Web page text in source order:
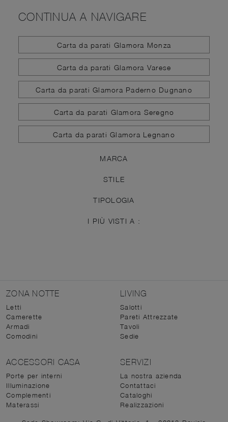
CONTINUA A NAVIGARE
Carta da parati Glamora Monza
Carta da parati Glamora Varese
Carta da parati Glamora Paderno Dugnano
Carta da parati Glamora Seregno
Carta da parati Glamora Legnano
MARCA
STILE
TIPOLOGIA
I PIÙ VISTI A :
ZONA NOTTE
Letti
Camerette
Armadi
Comodini
LIVING
Salotti
Pareti Attrezzate
Tavoli
Sedie
ACCESSORI CASA
Porte per interni
Illuminazione
Complementi
Materassi
SERVIZI
La nostra azienda
Contattaci
Cataloghi
Realizzazioni